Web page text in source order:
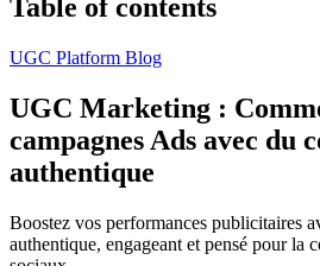
Table of contents
UGC Platform Blog
UGC Marketing :
campagnes Ads avec du
authentique
Boostez vos performances publicitaires
authentique, engageant et pensé pour la